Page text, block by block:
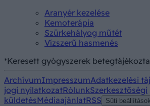
Aranyér kezelése
Kemoterápia
Szürkehályog műtét
Vízszerű hasmenés
*Keresett gyógyszerek
ArchívumImpresszumAdatkezelési
jogi nyilatkozatRólunkSzerkesztőségi
küldetésMédiaajánlatRSS Süti beállítások